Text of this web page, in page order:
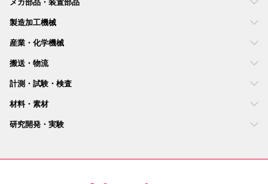
メカ部品・装置部品
製造加工機械
産業・化学機械
搬送・物流
計測・試験・検査
材料・素材
研究開発・実験